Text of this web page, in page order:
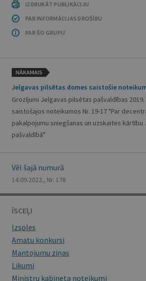
IZDRUKĀT PUBLIKĀCIJU
PAR INFORMĀCIJAS DROŠĪBU
PAR ŠO GRUPU
NĀKAMAIS
Jelgavas pilsētas domes saistošie
Grozījumi Jelgavas pilsētas pašvaldības 2019.
saistošajos noteikumos Nr. 19-17 "Par
pakalpojumu sniegšanas un uzskaites
pašvaldībā"
Vēl šajā numurā
14.09.2022., Nr. 178
ĪSCEĻI
Izsoles
Amatu konkursi
Mantojumu ziņas
Likumi
Ministru kabineta noteikumi